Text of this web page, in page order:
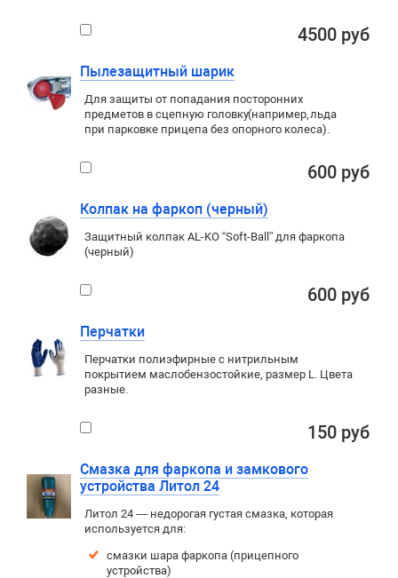
4500 руб
Пылезащитный шарик
Для защиты от попадания посторонних
предметов в сцепную головку(например,льда
при парковке прицепа без опорного колеса).
600 руб
Колпак на фаркоп (черный)
Защитный колпак AL-KO “Soft-Ball” для фаркопа
(черный)
600 руб
Перчатки
Перчатки полиэфирные с нитрильным
покрытием маслобензостойкие, размер L. Цвета
разные.
150 руб
Смазка для фаркопа и замкового
устройства Литол 24
Литол 24 — недорогая густая смазка, которая
используется для:
смазки шара фаркопа (прицепного
устройства)